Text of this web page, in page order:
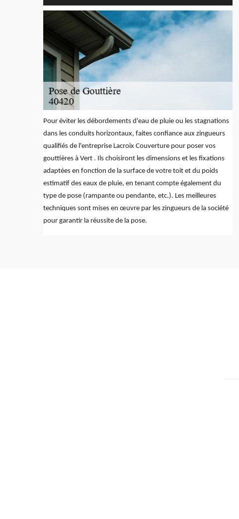
Pour éviter les débordements d'eau de pluie ou les stagnations
dans les conduits horizontaux, faites confiance aux zingueurs
qualifiés de l'entreprise Lacroix Couverture pour poser vos
gouttières à Vert . Ils choisiront les dimensions et les fixations
adaptées en fonction de la surface de votre toit et du poids
estimatif des eaux de pluie, en tenant compte également du
type de pose (rampante ou pendante, etc.). Les meilleures
techniques sont mises en œuvre par les zingueurs de la société
pour garantir la réussite de la pose.